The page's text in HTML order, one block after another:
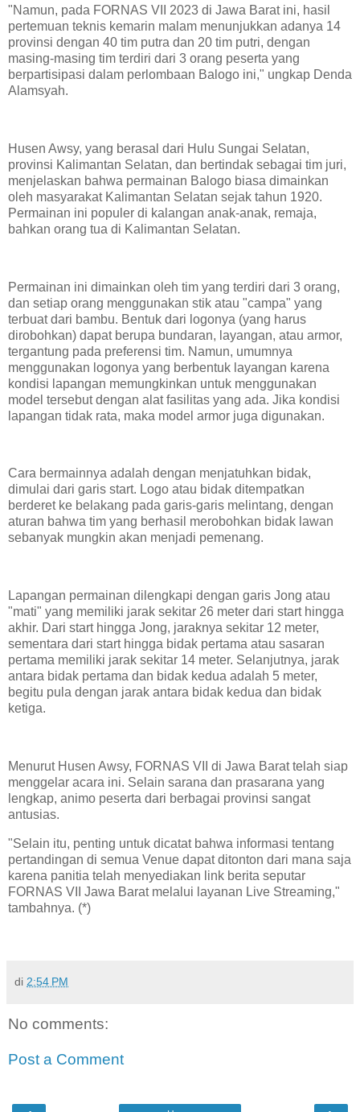
"Namun, pada FORNAS VII 2023 di Jawa Barat ini, hasil
pertemuan teknis kemarin malam menunjukkan adanya 14
provinsi dengan 40 tim putra dan 20 tim putri, dengan
masing-masing tim terdiri dari 3 orang peserta yang
berpartisipasi dalam perlombaan Balogo ini," ungkap Denda
Alamsyah.
Husen Awsy, yang berasal dari Hulu Sungai Selatan,
provinsi Kalimantan Selatan, dan bertindak sebagai tim juri,
menjelaskan bahwa permainan Balogo biasa dimainkan
oleh masyarakat Kalimantan Selatan sejak tahun 1920.
Permainan ini populer di kalangan anak-anak, remaja,
bahkan orang tua di Kalimantan Selatan.
Permainan ini dimainkan oleh tim yang terdiri dari 3 orang,
dan setiap orang menggunakan stik atau "campa" yang
terbuat dari bambu. Bentuk dari logonya (yang harus
dirobohkan) dapat berupa bundaran, layangan, atau armor,
tergantung pada preferensi tim. Namun, umumnya
menggunakan logonya yang berbentuk layangan karena
kondisi lapangan memungkinkan untuk menggunakan
model tersebut dengan alat fasilitas yang ada. Jika kondisi
lapangan tidak rata, maka model armor juga digunakan.
Cara bermainnya adalah dengan menjatuhkan bidak,
dimulai dari garis start. Logo atau bidak ditempatkan
berderet ke belakang pada garis-garis melintang, dengan
aturan bahwa tim yang berhasil merobohkan bidak lawan
sebanyak mungkin akan menjadi pemenang.
Lapangan permainan dilengkapi dengan garis Jong atau
"mati" yang memiliki jarak sekitar 26 meter dari start hingga
akhir. Dari start hingga Jong, jaraknya sekitar 12 meter,
sementara dari start hingga bidak pertama atau sasaran
pertama memiliki jarak sekitar 14 meter. Selanjutnya, jarak
antara bidak pertama dan bidak kedua adalah 5 meter,
begitu pula dengan jarak antara bidak kedua dan bidak
ketiga.
Menurut Husen Awsy, FORNAS VII di Jawa Barat telah siap
menggelar acara ini. Selain sarana dan prasarana yang
lengkap, animo peserta dari berbagai provinsi sangat
antusias.
"Selain itu, penting untuk dicatat bahwa informasi tentang
pertandingan di semua Venue dapat ditonton dari mana saja
karena panitia telah menyediakan link berita seputar
FORNAS VII Jawa Barat melalui layanan Live Streaming,"
tambahnya. (*)
di 2:54 PM
No comments:
Post a Comment